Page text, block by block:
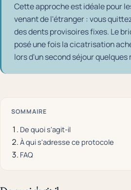
Cette approche est idéale pour
venant de l'étranger : vous
des dents provisoires fixes. Le
posé une fois la cicatrisation
lors d'un second séjour quelques
SOMMAIRE
De quoi s'agit-il
À qui s'adresse ce protocole
FAQ